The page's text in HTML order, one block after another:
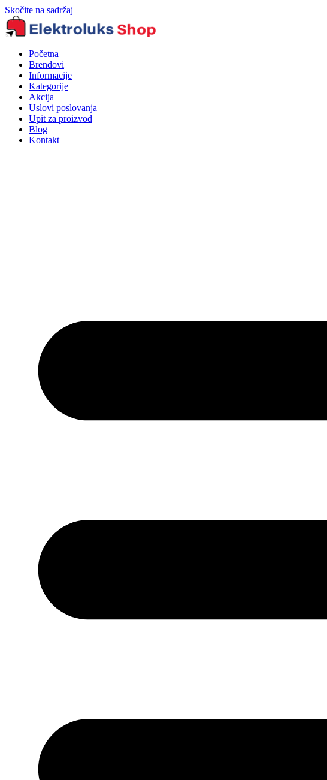
Skočite na sadržaj
Početna
Brendovi
Informacije
Kategorije
Akcija
Uslovi poslovanja
Upit za proizvod
Blog
Kontakt